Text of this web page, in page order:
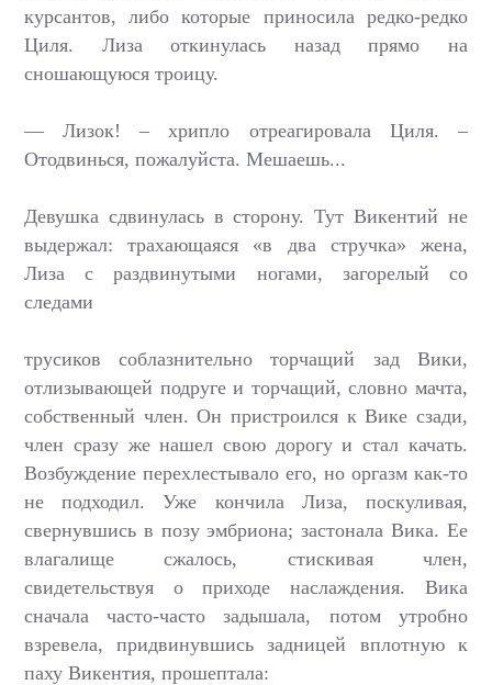
курсантов, либо которые приносила редко-редко
Циля. Лиза откинулась назад прямо на
сношающуюся троицу.
— Лизок! – хрипло отреагировала Циля. –
Отодвинься, пожалуйста. Мешаешь...
Девушка сдвинулась в сторону. Тут Викентий не
выдержал: трахающаяся «в два стручка» жена,
Лиза с раздвинутыми ногами, загорелый со
следами
трусиков соблазнительно торчащий зад Вики,
отлизывающей подруге и торчащий, словно мачта,
собственный член. Он пристроился к Вике сзади,
член сразу же нашел свою дорогу и стал качать.
Возбуждение перехлестывало его, но оргазм как-то
не подходил. Уже кончила Лиза, поскуливая,
свернувшись в позу эмбриона; застонала Вика. Ее
влагалище сжалось, стискивая член,
свидетельствуя о приходе наслаждения. Вика
сначала часто-часто задышала, потом утробно
взревела, придвинувшись задницей вплотную к
паху Викентия, прошептала: